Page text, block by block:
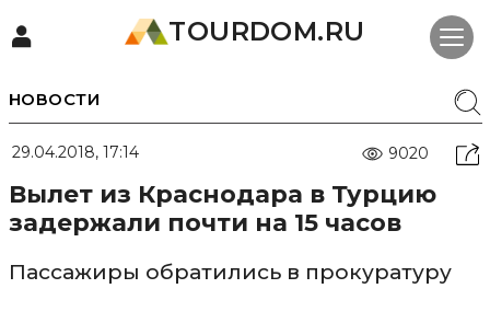
TOURDOM.RU
НОВОСТИ
29.04.2018, 17:14 9020
Вылет из Краснодара в Турцию
задержали почти на 15 часов
Пассажиры обратились в прокуратуру